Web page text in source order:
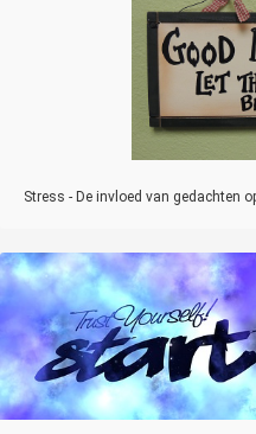
Stress - De invloed van gedachten